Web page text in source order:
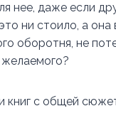
нее, даже если
ни стоило, а она
оборотня, не
книг с общей